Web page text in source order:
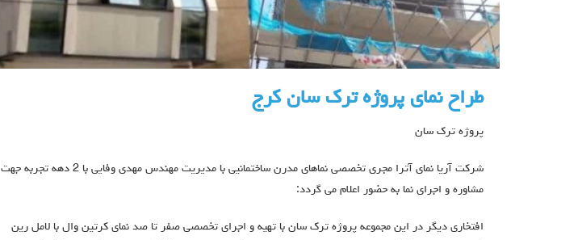
طراح نمای پروژه ترک سان کرج
پروژه ترک سان
شرکت آریا نمای آترا مجری تخصصی نماهای مدرن ساختمانیی با مدیریت مهندس مهدی وفایی با 2 دهه تجربه جهت
مشاوره و اجرای نما به حضور اعلام می گردد:
افتخاری دیگر در این مجموعه پروژه ترک سان با تهیه و اجرای تخصصی صفر تا صد نمای کرتین وال با لامل رین